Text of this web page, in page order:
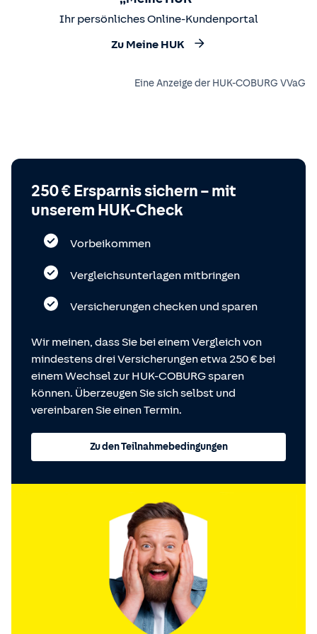
Ihr persönliches Online-Kundenportal
Zu Meine HUK
Eine Anzeige der HUK-COBURG VVaG
250 € Ersparnis sichern – mit
unserem HUK-Check
Vorbeikommen
Vergleichsunterlagen mitbringen
Versicherungen checken und sparen
Wir meinen, dass Sie bei einem Vergleich von
mindestens drei Versicherungen etwa 250 € bei
einem Wechsel zur HUK-COBURG sparen
können. Überzeugen Sie sich selbst und
vereinbaren Sie einen Termin.
Zu den Teilnahmebedingungen